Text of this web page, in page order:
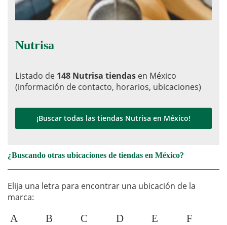
Nutrisa
Listado de 148 Nutrisa tiendas en México
(información de contacto, horarios, ubicaciones)
¡Buscar todas las tiendas Nutrisa en México!
¿Buscando otras ubicaciones de tiendas en México?
Elija una letra para encontrar una ubicación de la
marca:
A B C D E
F